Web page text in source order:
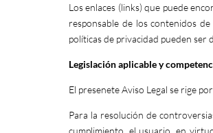
Los enlaces (links) que puede
responsable de los contenidos
políticas de privacidad pueden ser
Legislación aplicable y
El presenete Aviso Legal se rige
Para la resolución de
cumplimiento, el usuario, en